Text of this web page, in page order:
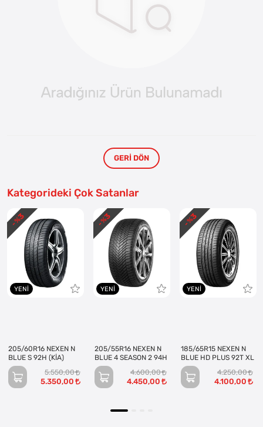
GERI DÖN
Kategorideki Çok Satanlar
YENI
205/60R16 NEXEN N
BLUE S 92H (KİA)
5.550,00
5.350,00
- %
3
YENI
205/55R16 NEXEN N
BLUE 4 SEASON 2 94H
4.600,00
4.450,00
- %
3
YENI
185/65R15 NEXEN N
BLUE HD PLUS 92T XL
4.250,00
4.100,00
- %
3